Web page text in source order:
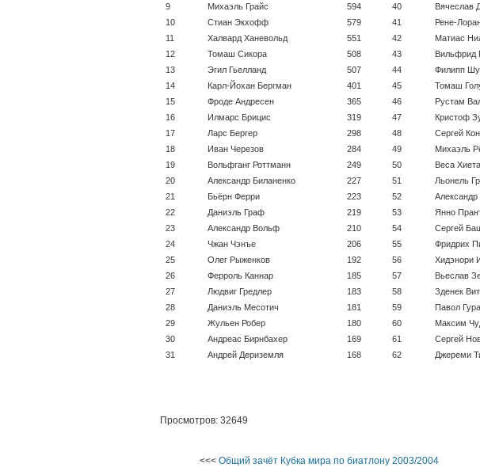
9
Михаэль Грайс
594
10
Стиан Экхофф
579
11
Халвард Ханевольд
551
12
Томаш Сикора
508
13
Эгил Гьелланд
507
14
Карл-Йохан Бергман
401
15
Фроде Андресен
365
16
Илмарс Брицис
319
17
Ларс Бергер
298
18
Иван Черезов
284
19
Вольфганг Роттманн
249
20
Александр Биланенко
227
21
Бьёрн Ферри
223
22
Даниэль Граф
219
23
Александр Вольф
210
24
Чжан Чэнъе
206
25
Олег Рыженков
192
26
Ферроль Каннар
185
27
Людвиг Гредлер
183
28
Даниэль Месотич
181
29
Жульен Робер
180
30
Андреас Бирнбахер
169
31
Андрей Дериземля 168
40
Вячеслав
41
Рене-
42
Матиас
43
Вильфрид
44
Филипп
45
Томаш
46
Рустам
47
Кристоф
48
Сергей
49
Михаэль
50
Веса
51
Льонель
52
53
Янно
54
Сергей
55
Фридрих
56
Хидэнори
57
Вьеслав
58
Зденек
59
Павол
60
Максим
61
Сергей
62
Джереми
Просмотров: 32649
<<< Общий зачёт Кубка мира по биатлону 2003/2004